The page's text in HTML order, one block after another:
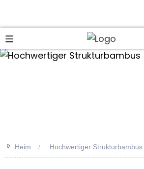
>>
Heim Hochwertiger Strukturbambus